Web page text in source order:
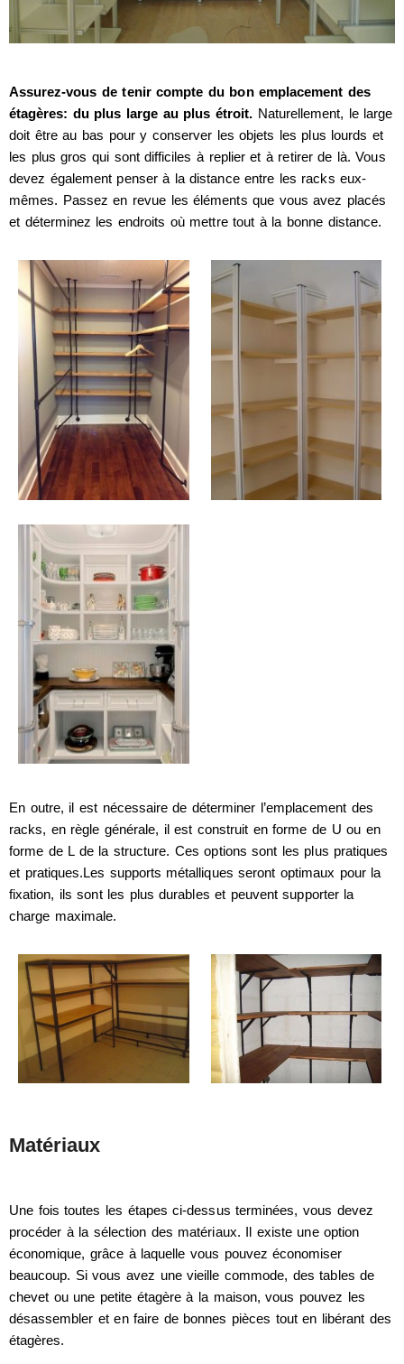
Assurez-vous de tenir compte du bon emplacement des
étagères: du plus large au plus étroit. Naturellement, le large
doit être au bas pour y conserver les objets les plus lourds et
les plus gros qui sont difficiles à replier et à retirer de là. Vous
devez également penser à la distance entre les racks eux-
mêmes. Passez en revue les éléments que vous avez placés
et déterminez les endroits où mettre tout à la bonne distance.
En outre, il est nécessaire de déterminer l’emplacement des
racks, en règle générale, il est construit en forme de U ou en
forme de L de la structure. Ces options sont les plus pratiques
et pratiques.Les supports métalliques seront optimaux pour la
fixation, ils sont les plus durables et peuvent supporter la
charge maximale.
Matériaux
Une fois toutes les étapes ci-dessus terminées, vous devez
procéder à la sélection des matériaux. Il existe une option
économique, grâce à laquelle vous pouvez économiser
beaucoup. Si vous avez une vieille commode, des tables de
chevet ou une petite étagère à la maison, vous pouvez les
désassembler et en faire de bonnes pièces tout en libérant des
étagères.